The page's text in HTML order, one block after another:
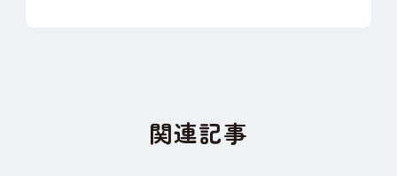
関連記事